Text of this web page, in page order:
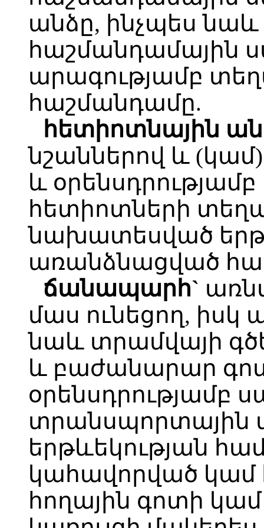
անձը, ինչպես նաև
հաշմանդամային
արագությամբ
հաշմանդամը.
հետիոտնային
նշաններով և
և
հետիոտների
նախատեսված
առանձնացված
ճանապարհ`
մաս ունեցող, իսկ
նաև տրամվայի
և բաժանարար
օրենսդրությամբ
տրանսպորտային
երթևեկության
կահավորված կամ
հողային գոտի